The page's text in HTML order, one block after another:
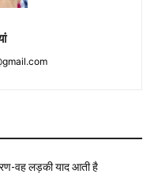
वह लड़की याद आती है